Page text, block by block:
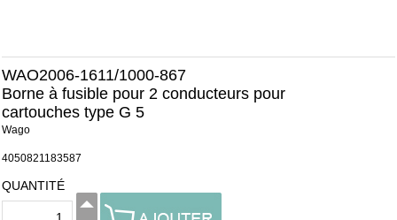
WAO2006-1611/1000-867
Borne à fusible pour 2 conducteurs pour
cartouches type G 5
Wago
4050821183587
QUANTITÉ